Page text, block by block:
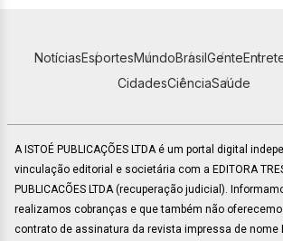
NotíciasEsportesMundoBrasilGente
CidadesCiênciaSaúde
A ISTOÉ PUBLICAÇÕES LTDA é um portal digital
vinculação editorial e societária com a EDITORA
PUBLICACÕES LTDA (recuperação judicial).
realizamos cobranças e que também não
contrato de assinatura da revista impressa de nome